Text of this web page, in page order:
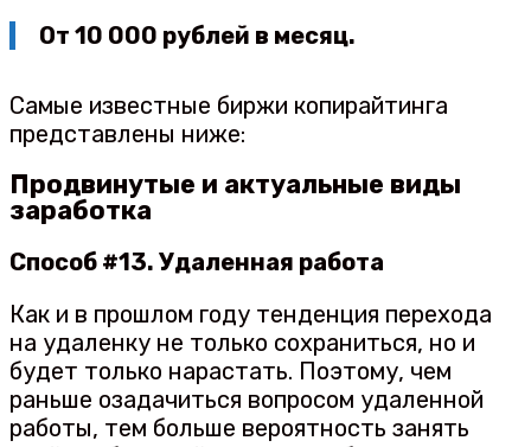
От 10 000 рублей в месяц.
Самые известные биржи копирайтинга
представлены ниже:
Продвинутые и актуальные виды
заработка
Способ #13. Удаленная работа
Как и в прошлом году тенденция перехода
на удаленку не только сохраниться, но и
будет только нарастать. Поэтому, чем
раньше озадачиться вопросом удаленной
работы, тем больше вероятность занять